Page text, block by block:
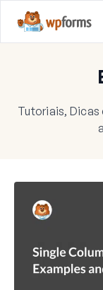
Tutoriais, Dicas